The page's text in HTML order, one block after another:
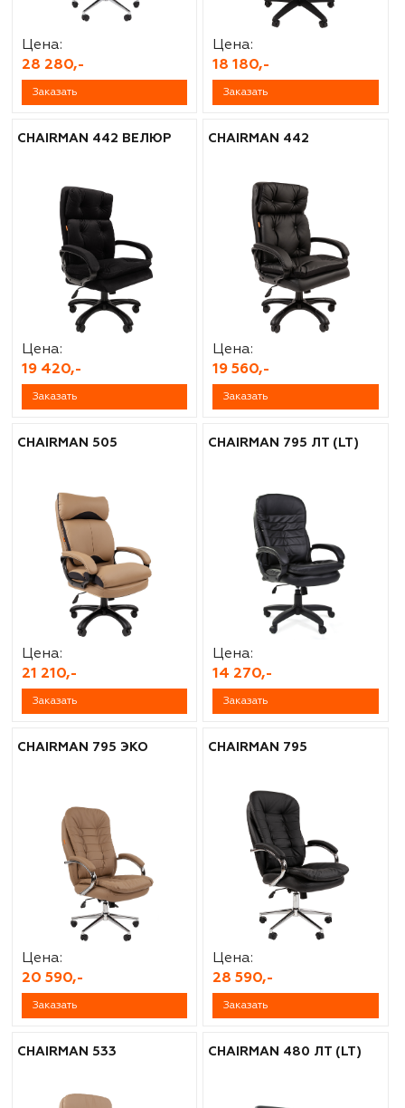
Цена:
28 280,-
Заказать
Цена:
18 180,-
Заказать
CHAIRMAN 442 ВЕЛЮР
Цена:
19 420,-
Заказать
CHAIRMAN 442
Цена:
19 560,-
Заказать
CHAIRMAN 505
Цена:
21 210,-
Заказать
CHAIRMAN 795 ЛТ (LT)
Цена:
14 270,-
Заказать
CHAIRMAN 795 ЭКО
Цена:
20 590,-
Заказать
CHAIRMAN 795
Цена:
28 590,-
Заказать
CHAIRMAN 533 CHAIRMAN 480 ЛТ (LT)